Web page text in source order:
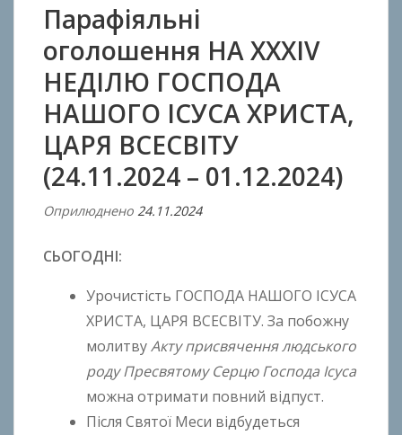
Парафіяльні
оголошення НА ХXXІV
НЕДІЛЮ ГОСПОДА
НАШОГО ІСУСА ХРИСТА,
ЦАРЯ ВСЕСВІТУ
(24.11.2024 – 01.12.2024)
Оприлюднено 24.11.2024В
n
t
o
n
B
СЬОГОДНІ:
Урочистість ГОСПОДА НАШОГО ІСУСА
ХРИСТА, ЦАРЯ ВСЕСВІТУ. За побожну
молитвуАкту присвячення людського
роду Пресвятому Серцю Господа Ісуса
можна отримати повний відпуст.
Після Святої Меси відбудеться